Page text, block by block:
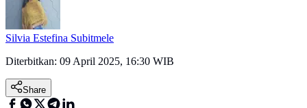
Silvia Estefina Subitmele
Diterbitkan: 09 April 2025, 16:30 WIB
Share